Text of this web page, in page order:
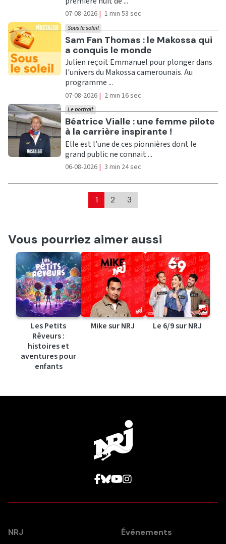
07-08-2026 | 1 min 53 sec
Ecouter
Sam Fan Thomas : le Makossa qui
a conquis le monde
Sous le soleil
Julien reçoit Emmanuel pour plonger dans
l'univers du Makossa camerounais. Au
programme ...
07-08-2026 | 2 min 16 sec
Ecouter
Béatrice Vialle : une femme pilote
à la carrière inspirante !
Le portrait
Elle est l’une de ces pionnières dont le
grand public ne connait ...
06-08-2026 | 3 min 24 sec
1 2 3
Vous pourriez aimer aussi
Les Petits
Rêveurs :
histoires et
aventures pour
enfants
Mike sur NRJ Le 6/9 sur NRJ
NRJ Événements